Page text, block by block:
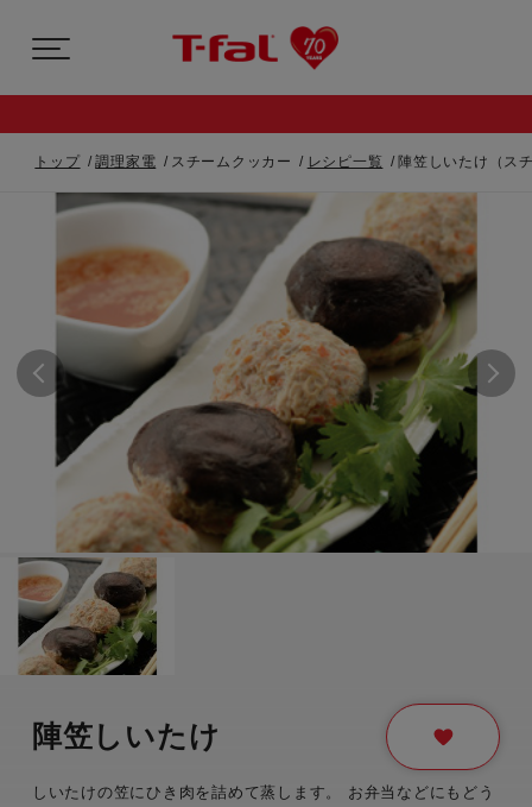
トップ 調理家電 スチームクッカー レシピ一覧 陣笠しいたけ（ス
陣笠しいたけ
しいたけの笠にひき肉を詰めて蒸します。 お弁当などにもどう